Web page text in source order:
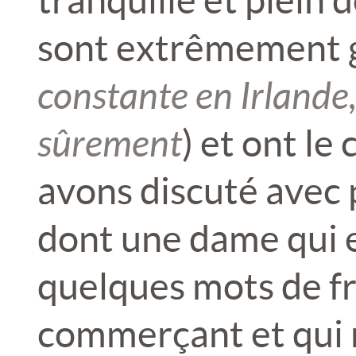
sont extrêmement
constante en
sûrement) et ont le
avons discuté
dont une dame qui
quelques mots de
commerçant et qui